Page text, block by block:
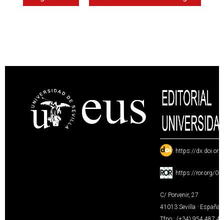
: https://
: https://ror.org/
C/ Porvenir, 27
41013 Sevilla · España